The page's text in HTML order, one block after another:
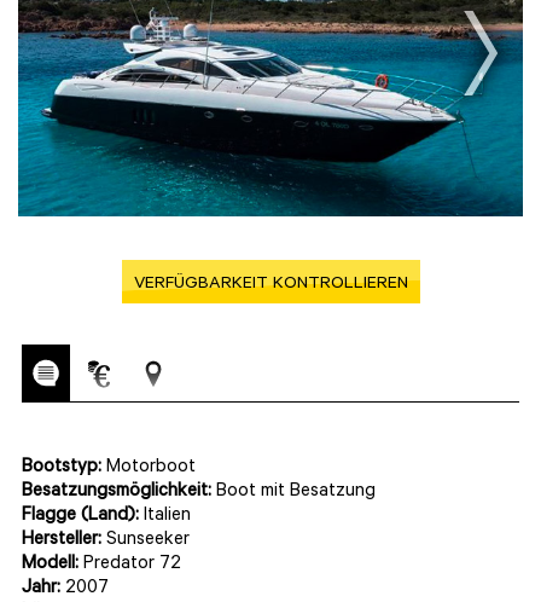
VERFÜGBARKEIT KONTROLLIEREN
Bootstyp: Motorboot
Besatzungsmöglichkeit: Boot mit Besatzung
Flagge (Land): Italien
Hersteller: Sunseeker
Modell: Predator 72
Jahr: 2007